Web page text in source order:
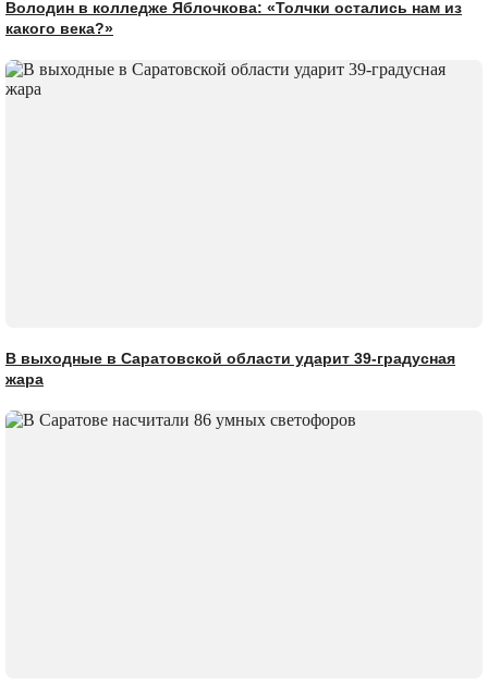
Володин в колледже Яблочкова: «Толчки остались нам из
какого века?»
В выходные в Саратовской области ударит 39-градусная
жара